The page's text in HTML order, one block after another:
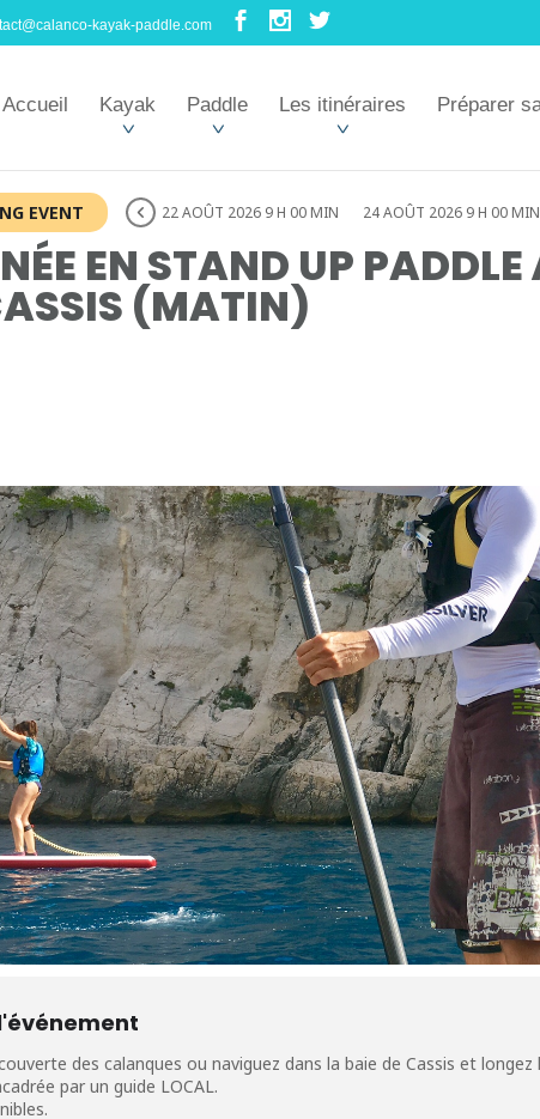
kayak-paddle.com
Accueil Kayak Paddle Les itinéraires Préparer
EVENT 22 AOÛT 2026 9 H 00 MIN 24 AOÛT 2026 9 H 00 MIN
EN STAND UP
(MATIN)
des calanques ou naviguez dans la baie de Cassis et
par un guide LOCAL.